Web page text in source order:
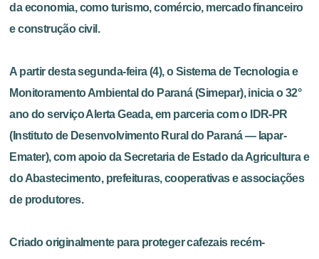
da economia, como turismo, comércio, mercado financeiro
e construção civil.
A partir desta segunda-feira (4), o Sistema de Tecnologia e
Monitoramento Ambiental do Paraná (Simepar), inicia o 32°
ano do serviço Alerta Geada, em parceria com o IDR-PR
(Instituto de Desenvolvimento Rural do Paraná — Iapar-
Emater), com apoio da Secretaria de Estado da Agricultura e
do Abastecimento, prefeituras, cooperativas e associações
de produtores.
Criado originalmente para proteger cafezais recém-